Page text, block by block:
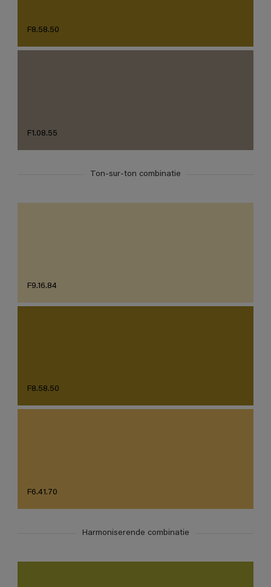
F8.58.50
F1.08.55
Ton-sur-ton combinatie
F9.16.84
F8.58.50
F6.41.70
Harmoniserende combinatie